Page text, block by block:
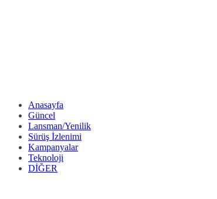
Anasayfa
Güncel
Lansman/Yenilik
Sürüş İzlenimi
Kampanyalar
Teknoloji
DİĞER